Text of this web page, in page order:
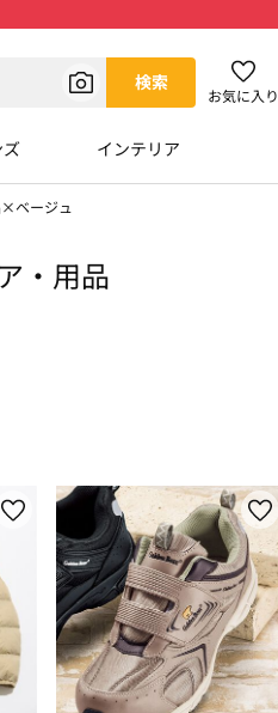
検索
お気に入り
インテリア
ベージュ
・用品